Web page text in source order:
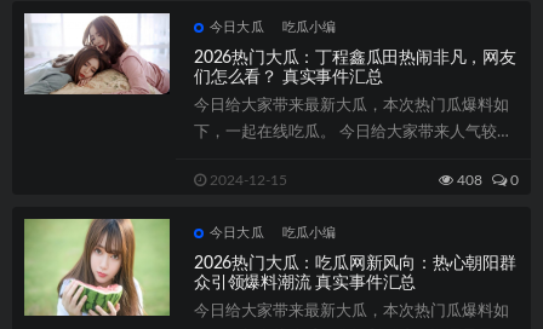
今日大瓜 吃瓜小编
2026热门大瓜：丁程鑫瓜田热闹非凡，网友
们怎么看？ 真实事件汇总
今日给大家带来最新大瓜，本次热门瓜爆料如
下，一起在线吃瓜。 今日给大家带来人气较高
2024-12-15 408 0
今日大瓜 吃瓜小编
2026热门大瓜：吃瓜网新风向：热心朝阳群
众引领爆料潮流 真实事件汇总
今日给大家带来最新大瓜，本次热门瓜爆料如